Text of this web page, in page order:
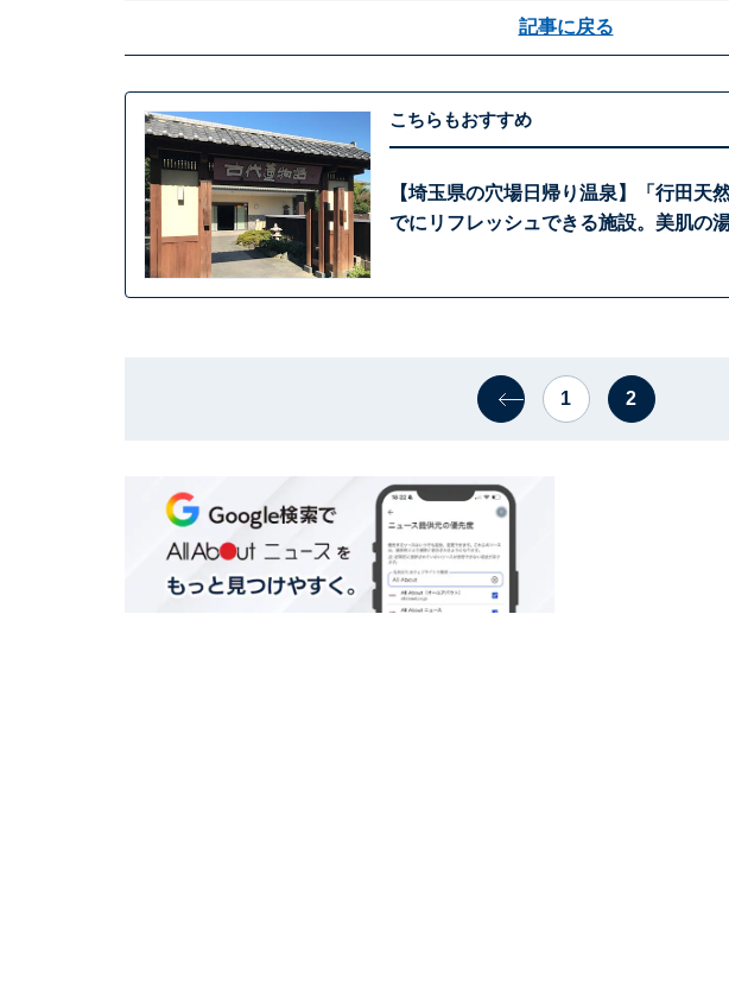
記事に戻る
こちらもおすすめ
【埼玉県の穴場日帰り温泉】「行田天
でにリフレッシュできる施設。美肌の
1 2